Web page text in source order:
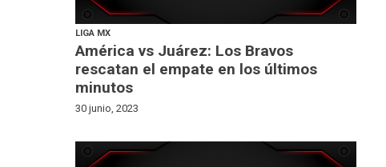
LIGA MX
América vs Juárez: Los Bravos
rescatan el empate en los últimos
minutos
30 junio, 2023